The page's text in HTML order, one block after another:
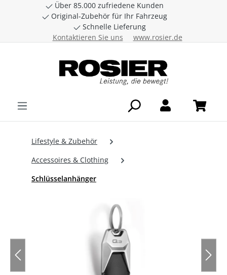
Zum Hauptinhalt springen
Über 85.000 zufriedene Kunden
Original-Zubehör für Ihr Fahrzeug
Schnelle Lieferung
Kontaktieren Sie uns
www.rosier.de
Lifestyle & Zubehör
Accessoires & Clothing
Schlüsselanhänger